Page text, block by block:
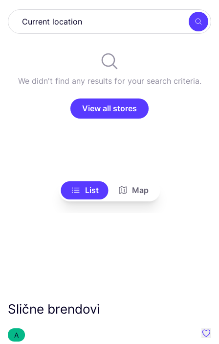
We didn't find any results for your search criteria.
View all stores
List Map
Slične brendovi
A